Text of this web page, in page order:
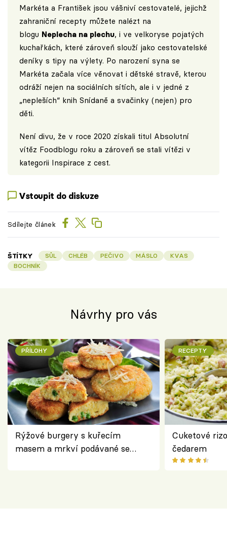
Markéta a František jsou vášniví cestovatelé, jejichž
zahraniční recepty můžete nalézt na
blogu Neplecha na plechu, i ve velkoryse pojatých
kuchařkách, které zároveň slouží jako cestovatelské
deníky s tipy na výlety. Po narození syna se
Markéta začala více věnovat i dětské stravě, kterou
odráží nejen na sociálních sítích, ale i v jedné z
„nepleších“ knih Snídaně a svačinky (nejen) pro
děti.
Není divu, že v roce 2020 získali titul Absolutní
vítěz Foodblogu roku a zároveň se stali vítězi v
kategorii Inspirace z cest.
Vstoupit do diskuze
Sdílejte článek
ŠTÍTKY SŮL CHLÉB PEČIVO MÁSLO
KVAS
BOCHNÍK
Návrhy pro vás
PŘÍLOHY
Rýžové burgery s kuřecím
masem a mrkví podávané se
RECEPTY
Cuketové
čedarem